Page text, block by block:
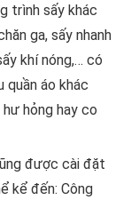
trình sấy khác
ga, sấy nhanh
khí nóng,… có
quần áo khác
hư hỏng hay co
được cài đặt
kể đến: Công